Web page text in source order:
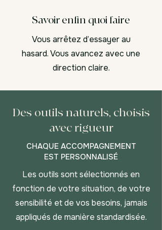
Savoir enfin quoi faire
Vous arrêtez d’essayer au
hasard. Vous avancez avec une
direction claire.
Des outils naturels, choisis
avec rigueur
CHAQUE ACCOMPAGNEMENT
EST PERSONNALISÉ
Les outils sont sélectionnés en
fonction de votre situation, de votre
sensibilité et de vos besoins, jamais
appliqués de manière standardisée.